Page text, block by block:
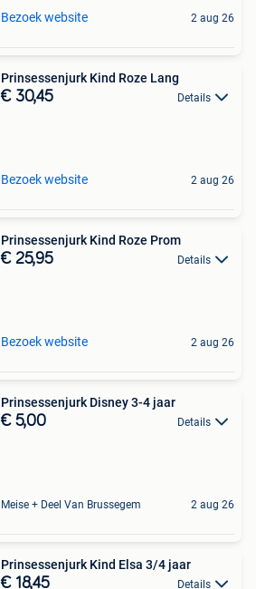
Bezoek website 2 aug 26
Prinsessenjurk Kind Roze Lang
€ 30,45 Details
Bezoek website 2 aug 26
Prinsessenjurk Kind Roze Prom
€ 25,95 Details
Bezoek website 2 aug 26
Prinsessenjurk Disney 3-4 jaar
€ 5,00 Details
Meise + Deel Van Brussegem 2 aug 26
Prinsessenjurk Kind Elsa 3/4 jaar
€ 18,45 Details